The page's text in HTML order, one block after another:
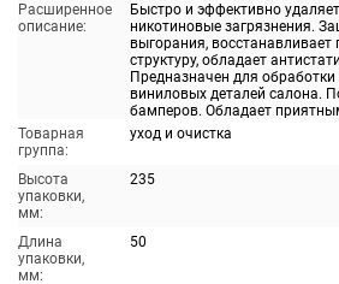
Расширенное
описание:
Быстро и эффективно
никотиновые загрязнения.
выгорания,
структуру, обладает
Предназначен для
виниловых деталей салона.
бамперов. Обладает
Товарная
группа:
уход и очистка
Высота
упаковки,
мм:
235
Длина
упаковки,
мм:
50